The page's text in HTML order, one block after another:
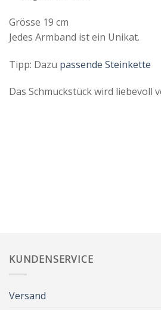
Grösse 19 cm
Jedes Armband ist ein Unikat.
Tipp: Dazu passende Steinkette
Das Schmuckstück wird liebevoll
KUNDENSERVICE
Versand